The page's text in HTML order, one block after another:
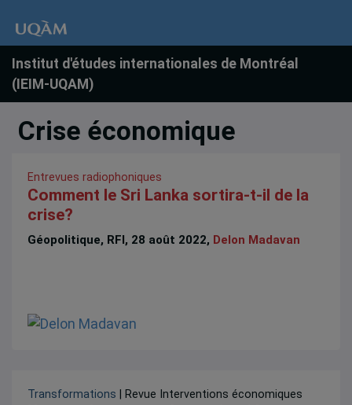
Institut d'études internationales de Montréal
(IEIM-UQAM)
Crise économique
Entrevues radiophoniques
Comment le Sri Lanka sortira-t-il de la
crise?
Géopolitique, RFI, 28 août 2022, Delon Madavan
Transformations | Revue Interventions économiques